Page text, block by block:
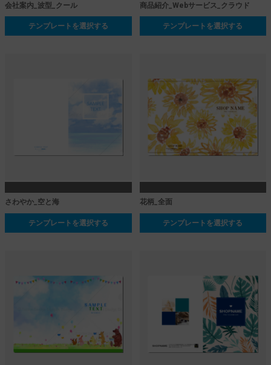
会社案内_波型_クール
テンプレートを選択する
商品紹介_Webサービス_クラウド
テンプレートを選択する
さわやか_空と海
テンプレートを選択する
花柄_全面
テンプレートを選択する